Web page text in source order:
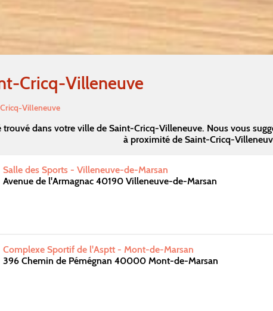
Cricq-Villeneuve
Villeneuve
trouvé dans votre ville de Saint-Cricq-Villeneuve. Nous vous
à proximité de Saint-Cricq-
Salle des Sports - Villeneuve-de-Marsan
Avenue de l'Armagnac 40190 Villeneuve-de-Marsan
Complexe Sportif de l'Asptt - Mont-de-Marsan
396 Chemin de Pémégnan 40000 Mont-de-Marsan